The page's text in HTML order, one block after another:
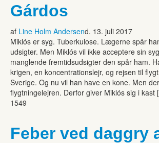
Gárdos
af Line Holm Andersend. 13. juli 2017
Miklós er syg. Tuberkulose. Lægerne spår
udsigter. Men Miklós vil ikke acceptere sin
manglende fremtidsudsigter den spår ham.
krigen, en koncentrationslejr, og rejsen til
Sverige. Og nu vil han have en kone. Men
flygtningelejren. Derfor giver Miklós sig i
1549
Feber ved daggry